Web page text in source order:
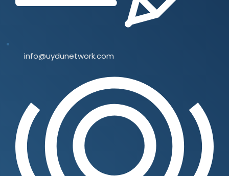
info@uydunetwork.com